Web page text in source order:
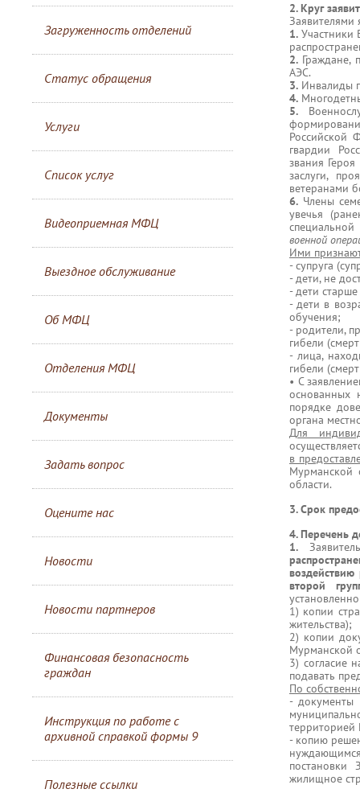
Загруженность отделений
Статус обращения
Услуги
Список услуг
Видеоприемная МФЦ
Выездное обслуживание
Об МФЦ
Отделения МФЦ
Документы
Задать вопрос
Оцените нас
Новости
Новости партнеров
Финансовая безопасность
граждан
Инструкция по работе с
архивной справкой формы 9
Полезные ссылки
2. Круг
Заявителями
1. Участники
2. Граждане,
АЭС.
3. Инвалиды
4.
5.
Российской
гвардии
звания
заслуги,
ветеранами
6. Члены
увечья
военной
Ими
- супруга
- дети, не
- дети
- дети в
обучения;
- родители,
гибели
- лица,
гибели
• С
основанных
порядке
органа
Для
в
Мурманской
области.
3. Срок
4. Перечень
1.
второй
1) копии
жительства);
2) копии
Мурманской
3) согласие
подавать
По
- документы
территорией
- копию
постановки
жилищное